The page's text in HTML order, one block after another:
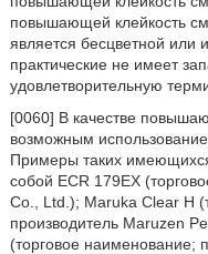
повышающей клейкость
является бесцветной или
практические не имеет
удовлетворительную
[0060] В качестве
возможным
Примеры таких
собой ECR 179EX
Co., Ltd.); Maruka Clear H
производитель Maruzen
(торговое наименование;